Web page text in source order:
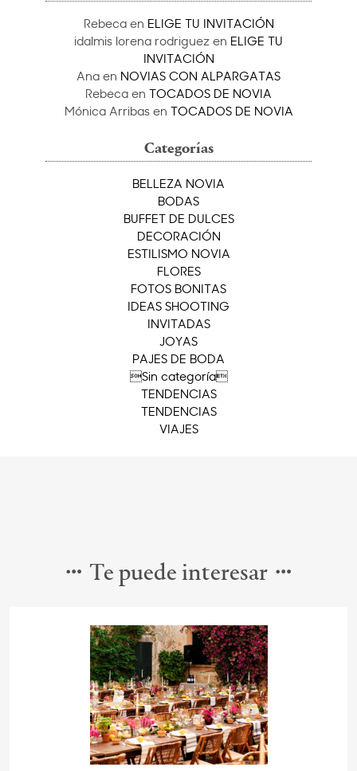
Rebecaen ELIGE TU INVITACIÓN
idalmis lorena rodriguez en ELIGE TU
INVITACIÓN
Ana en NOVIAS CON ALPARGATAS
Rebeca en TOCADOS DE NOVIA
Mónica Arribasen TOCADOS DE NOVIA
Categorías
BELLEZA NOVIA
BODAS
BUFFET DE DULCES
DECORACIÓN
ESTILISMO NOVIA
FLORES
FOTOS BONITAS
IDEAS SHOOTING
INVITADAS
JOYAS
PAJES DE BODA
Sin categoría
TENDENCIAS
TENDENCIAS
VIAJES
Te puede interesar